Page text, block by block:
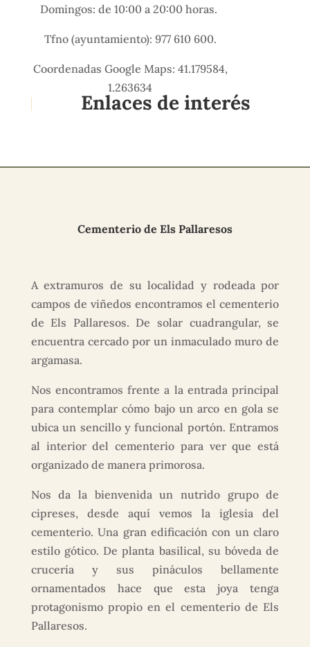
Domingos: de 10:00 a 20:00 horas.
Tfno (ayuntamiento): 977 610 600.
Coordenadas Google Maps: 41.179584,
1.263634
Enlaces de interés
Cementerio de Els Pallaresos
A extramuros de su localidad y rodeada por
campos de viñedos encontramos el cementerio
de Els Pallaresos. De solar cuadrangular, se
encuentra cercado por un inmaculado muro de
argamasa.
Nos encontramos frente a la entrada principal
para contemplar cómo bajo un arco en gola se
ubica un sencillo y funcional portón. Entramos
al interior del cementerio para ver que está
organizado de manera primorosa.
Nos da la bienvenida un nutrido grupo de
cipreses, desde aquí vemos la iglesia del
cementerio. Una gran edificación con un claro
estilo gótico. De planta basilical, su bóveda de
crucería y sus pináculos bellamente
ornamentados hace que esta joya tenga
protagonismo propio en el cementerio de Els
Pallaresos.